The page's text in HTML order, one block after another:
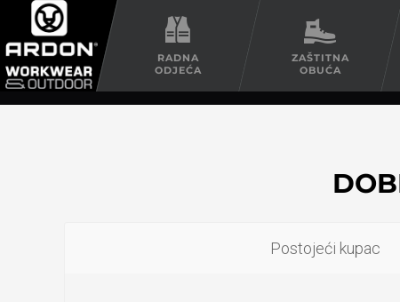
RADNA
ODJEĆA
ZAŠTITNA
OBUĆA
Postojeći kupac